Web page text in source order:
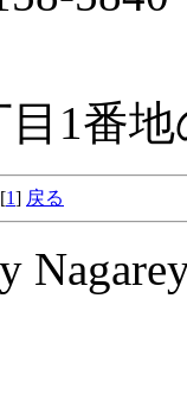
目1番
[1] 戻る